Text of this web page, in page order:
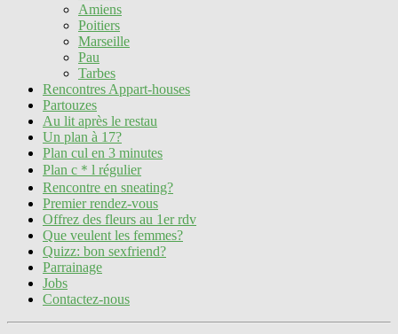
Amiens
Poitiers
Marseille
Pau
Tarbes
Rencontres Appart-houses
Partouzes
Au lit après le restau
Un plan à 17?
Plan cul en 3 minutes
Plan c＊l régulier
Rencontre en sneating?
Premier rendez-vous
Offrez des fleurs au 1er rdv
Que veulent les femmes?
Quizz: bon sexfriend?
Parrainage
Jobs
Contactez-nous